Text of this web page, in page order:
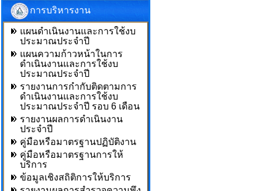
การบริหารงาน
แผนดำเนินงานและการใช้งบ
ประมาณประจำปี
แผนความก้าวหน้าในการ
ดำเนินงานและการใช้งบ
ประมาณประจำปี
รายงานการกำกับติดตามการ
ดำเนินงานและการใช้งบ
ประมาณประจำปี รอบ 6 เดือน
รายงานผลการดำเนินงาน
ประจำปี
คู่มือหรือมาตรฐานปฏิบัติงาน
คู่มือหรือมาตรฐานการให้
บริการ
ข้อมูลเชิงสถิติการให้บริการ